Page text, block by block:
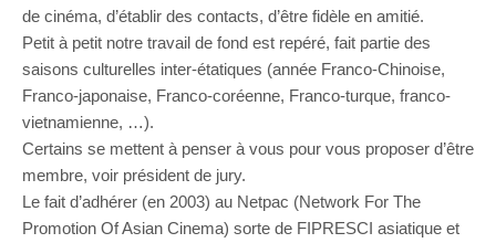
de cinéma, d’établir des contacts, d’être fidèle en amitié.
Petit à petit notre travail de fond est repéré, fait partie des
saisons culturelles inter-étatiques (année Franco-Chinoise,
Franco-japonaise, Franco-coréenne, Franco-turque, franco-
vietnamienne, …).
Certains se mettent à penser à vous pour vous proposer d’être
membre, voir président de jury.
Le fait d’adhérer (en 2003) au Netpac (Network For The
Promotion Of Asian Cinema) sorte de FIPRESCI asiatique et